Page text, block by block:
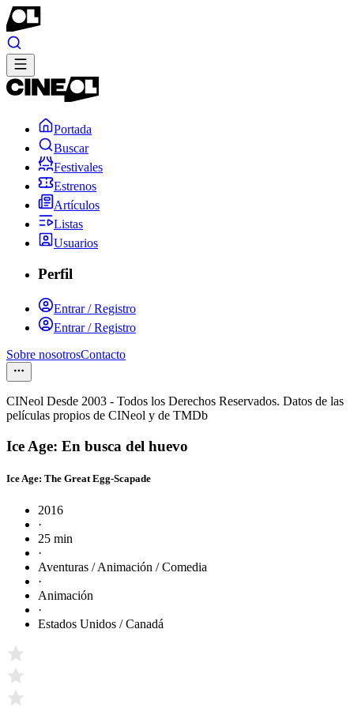
Portada
Buscar
Festivales
Estrenos
Artículos
Listas
Usuarios
Perfil
Entrar / Registro
Entrar / Registro
Sobre nosotrosContacto
CINeol Desde 2003 - Todos los Derechos Reservados. Datos de las
películas propios de CINeol y de TMDb
Ice Age: En busca del huevo
Ice Age: The Great Egg-Scapade
2016
·
25 min
·
Aventuras / Animación / Comedia
·
Animación
·
Estados Unidos / Canadá